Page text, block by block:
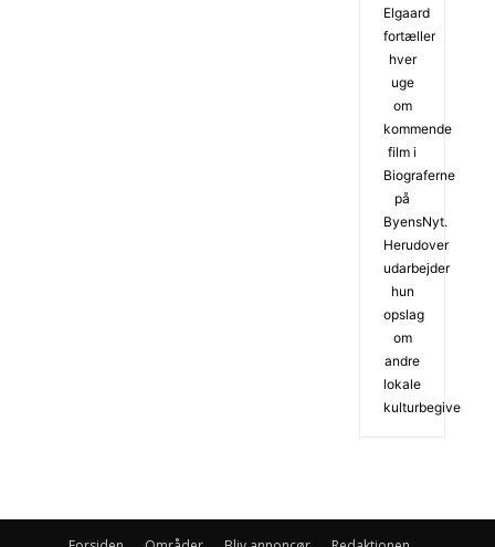
Elgaard
fortæller
hver
uge
om
kommende
film i
Biograferne
på
ByensNyt.
Herudover
udarbejder
hun
opslag
om
andre
lokale